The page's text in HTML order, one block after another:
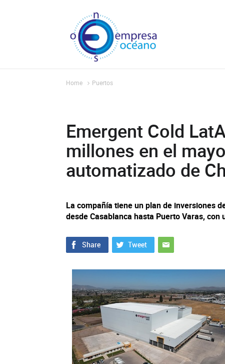
Home Puertos
Emergent Cold
millones en el
automatizado de
La compañía tiene un plan de inversiones
desde Casablanca hasta Puerto Varas,